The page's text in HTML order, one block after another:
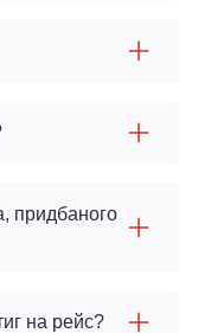
придбаного
на рейс?